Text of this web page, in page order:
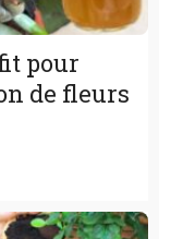
pour
de fleurs